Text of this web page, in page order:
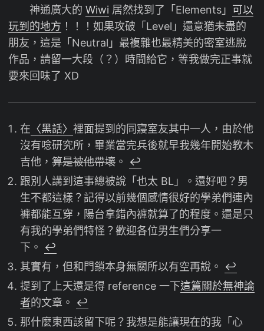
神通廣大的 Wiwi 居然找到了「Elements」 可以
玩到的地方 ！！！如果攻破「Level」還意猶未盡的
朋友，這是「Neutral」最複雜也最精美的密室逃脫
作品，請留一大段（？）時間給它，等我做完正事就
要來回味了 XD
在 〈黑話〉 裡面提到的同寢室友其中一人，由於他
沒有唸研究所，畢業當完兵後就早我幾年開始教木
吉他， 算是被他帶壞 。 ↩︎
跟別人講到這事總被說「也太 BL」。還好吧？男
生不都這樣？記得以前幾個感情很好的學弟們連內
褲都能互穿，陽台拿錯內褲就算了的程度。還是只
有我的學弟們特怪？歡迎各位男生們分享一
下。 ↩︎
其實有，但和門鎖本身無關所以有空再說。 ↩︎
提到了上天還是得 reference 一下這篇關於無神論
者的文章。 ↩︎
那什麼東西該留下呢？我想是能讓現在的我「心